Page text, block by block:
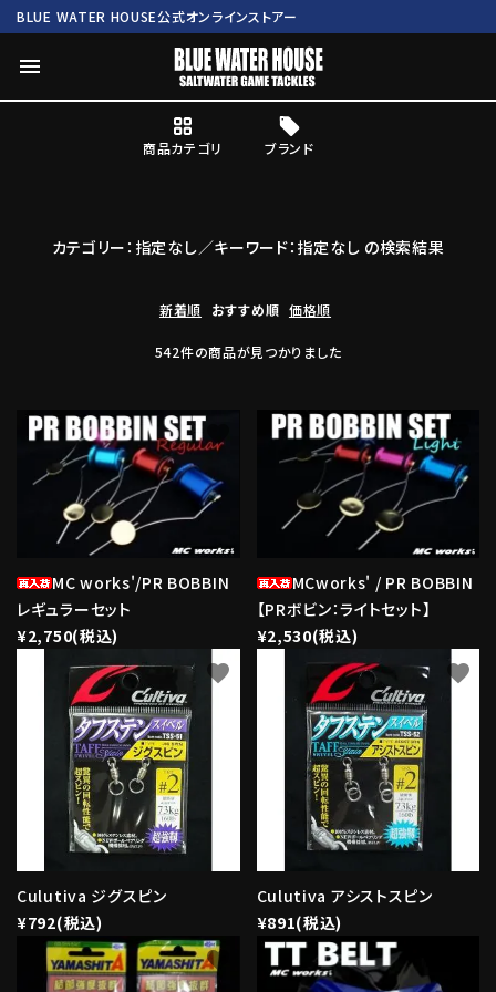
BLUE WATER HOUSE公式オンラインストアー
menu
商品カテゴリ ブランド
ブランド
カテゴリー：指定なし／キーワード：指定なし の検索結果
新着順 おすすめ順 価格順
542件の商品が見つかりました
MC works'/PR BOBBIN
レギュラーセット
¥2,750(税込)
favorite
MCworks' / PR BOBBIN
【PRボビン：ライトセット】
¥2,530(税込)
favorite
Culutiva ジグスピン
¥792(税込)
favorite
Culutiva アシストスピン
¥891(税込)
favorite
favorite